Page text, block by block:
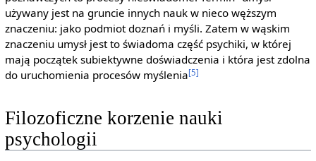
używany jest na gruncie innych nauk w nieco węższym
znaczeniu: jako podmiot doznań i myśli. Zatem w wąskim
znaczeniu umysł jest to świadoma część psychiki, w której
mają początek subiektywne doświadczenia i która jest zdolna
do uruchomienia procesów myślenia[5]
Filozoficzne korzenie nauki
psychologii